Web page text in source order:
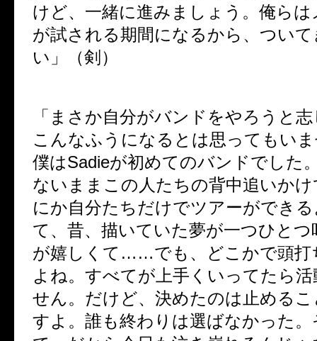
けど、一緒に進みましょう。俺らは
が試される期間になるから、つい
い」（剣）
「まさか自分がバンドをやろうと
こんなふうになるとは思ってもい
僕はSadieが初めてのバンドでした
ないままこの人たちの背中追いか
にか自分たちだけでツアーができ
て、昔、描いていた夢が一つひと
が嬉しくて……でも、どこかで頭打
よね。すべてが上手くいってたら
せん。だけど、決めたのは止める
すよ。誰も終わりは選ばなかった